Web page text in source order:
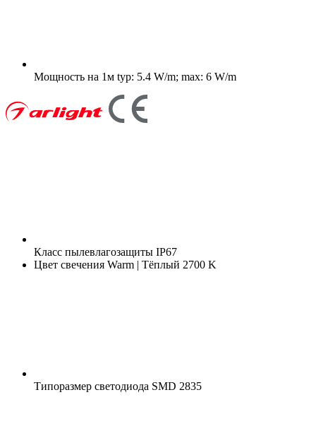
Мощность на 1м typ: 5.4 W/m; max: 6 W/m
Класс пылевлагозащиты IP67
Цвет свечения Warm | Тёплый 2700 K
Типоразмер светодиода SMD 2835